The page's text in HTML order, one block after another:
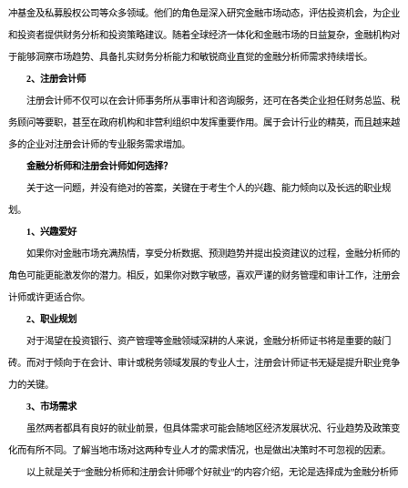
冲基金及私募股权公司等众多领域。他们的角色是深入研究金融市场动态，评估投资机会，为企业
和投资者提供财务分析和投资策略建议。随着全球经济一体化和金融市场的日益复杂，金融机构对
于能够洞察市场趋势、具备扎实财务分析能力和敏锐商业直觉的金融分析师需求持续增长。
2、注册会计师
注册会计师不仅可以在会计师事务所从事审计和咨询服务，还可在各类企业担任财务总监、税
务顾问等要职，甚至在政府机构和非营利组织中发挥重要作用。属于会计行业的精英，而且越来越
多的企业对注册会计师的专业服务需求增加。
金融分析师和注册会计师如何选择？
关于这一问题，并没有绝对的答案，关键在于考生个人的兴趣、能力倾向以及长远的职业规
划。
1、兴趣爱好
如果你对金融市场充满热情，享受分析数据、预测趋势并提出投资建议的过程，金融分析师的
角色可能更能激发你的潜力。相反，如果你对数字敏感，喜欢严谨的财务管理和审计工作，注册会
计师或许更适合你。
2、职业规划
对于渴望在投资银行、资产管理等金融领域深耕的人来说，金融分析师证书将是重要的敲门
砖。而对于倾向于在会计、审计或税务领域发展的专业人士，注册会计师证书无疑是提升职业竞争
力的关键。
3、市场需求
虽然两者都具有良好的就业前景，但具体需求可能会随地区经济发展状况、行业趋势及政策变
化而有所不同。了解当地市场对这两种专业人才的需求情况，也是做出决策时不可忽视的因素。
以上就是关于“金融分析师和注册会计师哪个好就业”的内容介绍，无论是选择成为金融分析师